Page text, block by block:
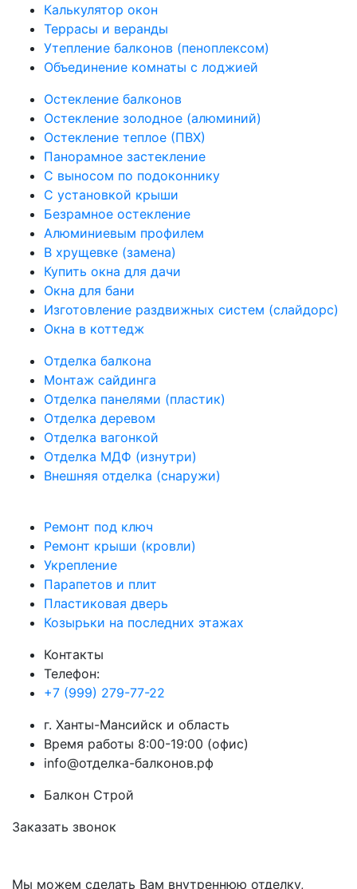
Калькулятор окон
Террасы и веранды
Утепление балконов (пеноплексом)
Объединение комнаты с лоджией
Остекление балконов
Остекление золодное (алюминий)
Остекление теплое (ПВХ)
Панорамное застекление
С выносом по подоконнику
С установкой крыши
Безрамное остекление
Алюминиевым профилем
В хрущевке (замена)
Купить окна для дачи
Окна для бани
Изготовление раздвижных систем (слайдорс)
Окна в коттедж
Отделка балкона
Монтаж сайдинга
Отделка панелями (пластик)
Отделка деревом
Отделка вагонкой
Отделка МДФ (изнутри)
Внешняя отделка (снаружи)
Ремонт под ключ
Ремонт крыши (кровли)
Укрепление
Парапетов и плит
Пластиковая дверь
Козырьки на последних этажах
Контакты
Телефон:
+7 (999) 279-77-22
г. Ханты-Мансийск и область
Время работы 8:00-19:00 (офис)
info@отделка-балконов.рф
Балкон Строй
Заказать звонок
Мы можем сделать Вам внутреннюю отделку,